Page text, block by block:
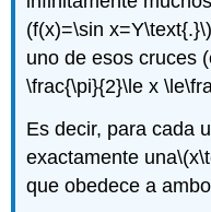
(f(x)=\sin x=Y\text{.}\)
uno de esos cruces
\frac{\pi}{2}\le x
Es decir, para cada
exactamente una
que obedece a